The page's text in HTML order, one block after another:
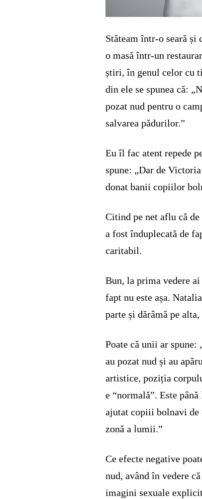
Stăteam într-o seară și
o masă într-un
știri, în genul celor cu
din ele se spunea că:
pozat nud pentru o
salvarea pădurilor.”
Eu îl fac atent repede
spune: „Dar de
donat banii copiilor
Citind pe net aflu că
a fost înduplecată de
caritabil.
Bun, la prima vedere
fapt nu este așa.
parte și dărâmă pe
Poate că unii ar spune:
au pozat nud și au
artistice, poziția
e “normală”. Este
ajutat copiii bolnavi de
zonă a lumii.”
Ce efecte negative
nud, având în vedere
imagini sexuale